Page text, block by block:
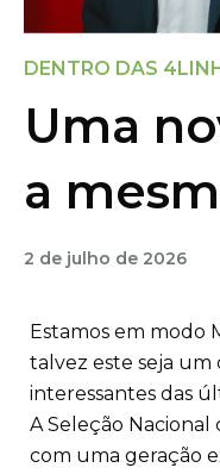
DENTRO DAS
Uma
a
2 de julho de 2026
Estamos em modo
talvez este seja um
interessantes das
A Seleção Nacional
com uma geração